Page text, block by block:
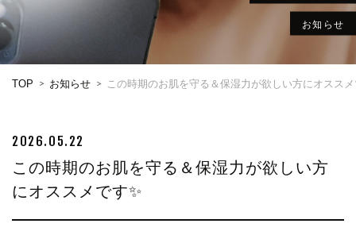
店舗
お知らせ
TOP お知らせ この時期のお肌を守る＆保湿力が欲しい方にオススメ
2026.05.22
この時期のお肌を守る＆保湿力が欲しい方
にオススメです✨